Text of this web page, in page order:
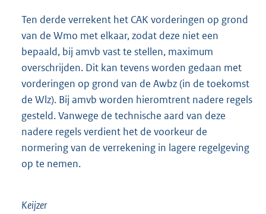
Ten derde verrekent het CAK vorderingen op grond
van de Wmo met elkaar, zodat deze niet een
bepaald, bij amvb vast te stellen, maximum
overschrijden. Dit kan tevens worden gedaan met
vorderingen op grond van de Awbz (in de toekomst
de Wlz). Bij amvb worden hieromtrent nadere regels
gesteld. Vanwege de technische aard van deze
nadere regels verdient het de voorkeur de
normering van de verrekening in lagere regelgeving
op te nemen.
Keijzer